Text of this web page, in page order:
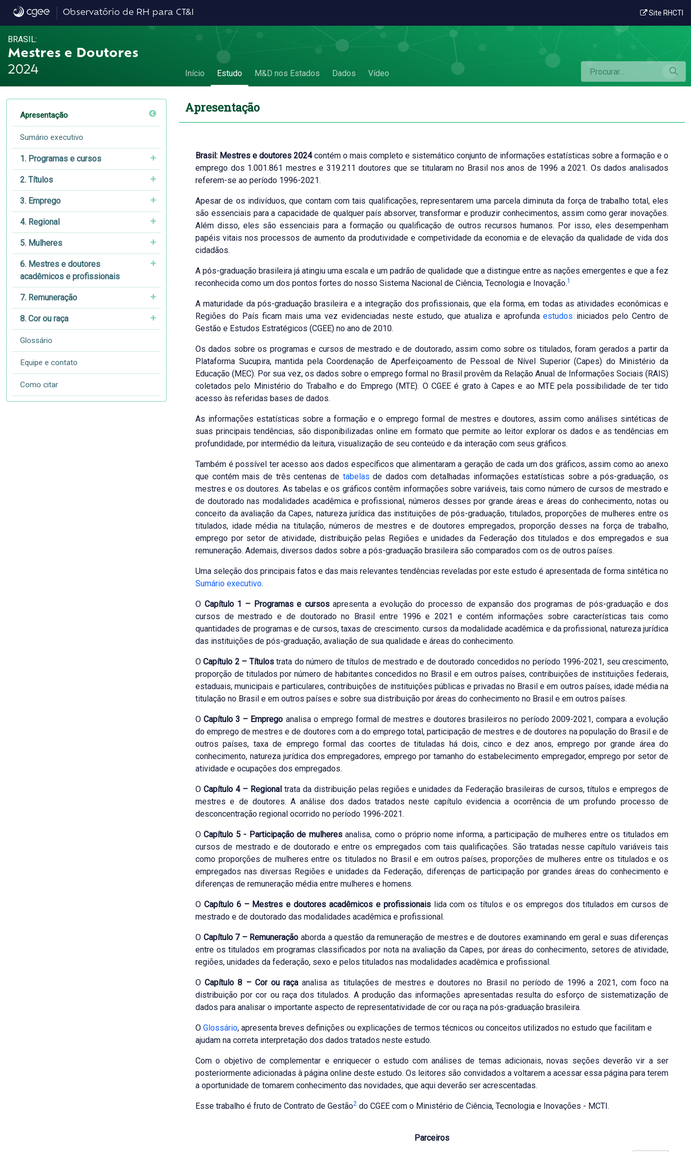
Apresentação - Apresentação
Observatório de RH para CT&I Site RHCTI
BRASIL:
Mestres e Doutores
2024
Início Estudo M&D nos Estados Dados Vídeo
Apresentação
Sumário executivo
1. Programas e cursos
2. Títulos
3. Emprego
4. Regional
5. Mulheres
6. Mestres e doutores
acadêmicos e profissionais
7. Remuneração
8. Cor ou raça
Glossário
Equipe e contato
Como citar
Apresentação
Brasil: Mestres e doutores 2024contém o mais completo e sistemático conjunto de informações estatísticas sobre a formação e o
emprego dos 1.001.861 mestres e 319.211 doutores que se titularam no Brasil nos anos de 1996 a 2021. Os dados analisados
referem-se ao período 1996-2021.
Apesar de os indivíduos, que contam com tais qualificações, representarem uma parcela diminuta da força de trabalho total, eles
são essenciais para a capacidade de qualquer país absorver, transformar e produzir conhecimentos, assim como gerar inovações.
Além disso, eles são essenciais para a formação ou qualificação de outros recursos humanos. Por isso, eles desempenham
papéis vitais nos processos de aumento da produtividade e competividade da economia e de elevação da qualidade de vida dos
cidadãos.
A pós-graduação brasileira já atingiu uma escala e um padrão de qualidade que a distingue entre as nações emergentes e que a fez
reconhecida como um dos pontos fortes do nosso Sistema Nacional de Ciência, Tecnologia e Inovação.1
A maturidade da pós-graduação brasileira e a integração dos profissionais, que ela forma, em todas as atividades econômicas e
Regiões do País ficam mais uma vez evidenciadas neste estudo, que atualiza e aprofundaestudos iniciados pelo Centro de
Gestão e Estudos Estratégicos (CGEE) no ano de 2010.
Os dados sobre os programas e cursos de mestrado e de doutorado, assim como sobre os titulados, foram gerados a partir da
Plataforma Sucupira, mantida pela Coordenação de Aperfeiçoamento de Pessoal de Nível Superior (Capes) do Ministério da
Educação (MEC). Por sua vez, os dados sobre o emprego formal no Brasil provêm da Relação Anual de Informações Sociais (RAIS)
coletados pelo Ministério do Trabalho e do Emprego (MTE). O CGEE é grato à Capes e ao MTE pela possibilidade de ter tido
acesso às referidas bases de dados.
As informações estatísticas sobre a formação e o emprego formal de mestres e doutores, assim como análises sintéticas de
suas principais tendências, são disponibilizadas online em formato que permite ao leitor explorar os dados e as tendências em
profundidade, por intermédio da leitura, visualização de seu conteúdo e da interação com seus gráficos.
Também é possível ter acesso aos dados específicos que alimentaram a geração de cada um dos gráficos, assim como ao anexo
que contém mais de três centenas de tabelas de dados com detalhadas informações estatísticas sobre a pós-graduação, os
mestres e os doutores. As tabelas e os gráficos contêm informações sobre variáveis, tais como número de cursos de mestrado e
de doutorado nas modalidades acadêmica e profissional, números desses por grande áreas e áreas do conhecimento, notas ou
conceito da avaliação da Capes, natureza jurídica das instituições de pós-graduação, titulados, proporções de mulheres entre os
titulados, idade média na titulação, números de mestres e de doutores empregados, proporção desses na força de trabalho,
emprego por setor de atividade, distribuição pelas Regiões e unidades da Federação dos titulados e dos empregados e sua
remuneração. Ademais, diversos dados sobre a pós-graduação brasileira são comparados com os de outros países.
Uma seleção dos principais fatos e das mais relevantes tendências reveladas por este estudo é apresentada de forma sintética no
Sumário executivo.
O Capítulo 1 – Programas e cursosapresenta a evolução do processo de expansão dos programas de pós-graduação e dos
cursos de mestrado e de doutorado no Brasil entre 1996 e 2021 e contém informações sobre características tais como
quantidades de programas e de cursos, taxas de crescimento. cursos da modalidade acadêmica e da profissional, natureza jurídica
das instituições de pós-graduação, avaliação de sua qualidade e áreas do conhecimento.
OCapítulo 2 – Títulostrata do número de títulos de mestrado e de doutorado concedidos no período 1996-2021, seu crescimento,
proporção de titulados por número de habitantes concedidos no Brasil e em outros países, contribuições de instituições federais,
estaduais, municipais e particulares, contribuições de instituições públicas e privadas no Brasil e em outros países, idade média na
titulação no Brasil e em outros países e sobre sua distribuição por áreas do conhecimento no Brasil e em outros países.
OCapítulo 3 – Emprego analisa o emprego formal de mestres e doutores brasileiros no período 2009-2021, compara a evolução
do emprego de mestres e de doutores com a do emprego total, participação de mestres e de doutores na população do Brasil e de
outros países, taxa de emprego formal das coortes de tituladas há dois, cinco e dez anos, emprego por grande área do
conhecimento, natureza jurídica dos empregadores, emprego por tamanho do estabelecimento empregador, emprego por setor de
atividade e ocupações dos empregados.
O Capítulo 4 – Regionaltrata da distribuição pelas regiões e unidades da Federação brasileiras de cursos, títulos e empregos de
mestres e de doutores. A análise dos dados tratados neste capítulo evidencia a ocorrência de um profundo processo de
desconcentração regional ocorrido no período 1996-2021.
OCapítulo 5 - Participação de mulheresanalisa, como o próprio nome informa, a participação de mulheres entre os titulados em
cursos de mestrado e de doutorado e entre os empregados com tais qualificações. São tratadas nesse capítulo variáveis tais
como proporções de mulheres entre os titulados no Brasil e em outros países, proporções de mulheres entre os titulados e os
empregados nas diversas Regiões e unidades da Federação, diferenças de participação por grandes áreas do conhecimento e
diferenças de remuneração média entre mulheres e homens.
O Capítulo 6 – Mestres e doutores acadêmicos e profissionaislida com os títulos e os empregos dos titulados em cursos de
mestrado e de doutorado das modalidades acadêmica e profissional.
O Capítulo 7 – Remuneração aborda a questão da remuneração de mestres e de doutores examinando em geral e suas diferenças
entre os titulados em programas classificados por nota na avaliação da Capes, por áreas do conhecimento, setores de atividade,
regiões, unidades da federação, sexo e pelos titulados nas modalidades acadêmica e profissional.
OCapítulo 8 – Cor ou raça analisa as titulações de mestres e doutores no Brasil no período de 1996 a 2021, com foco na
distribuição por cor ou raça dos titulados. A produção das informações apresentadas resulta do esforço de sistematização de
dados para analisar o importante aspecto de representatividade de cor ou raça na pós-graduação brasileira.
O Glossário, apresenta breves definições ou explicações de termos técnicos ou conceitos utilizados no estudo que facilitam e
ajudam na correta interpretação dos dados tratados neste estudo.
Com o objetivo de complementar e enriquecer o estudo com análises de temas adicionais, novas seções deverão vir a ser
posteriormente adicionadas à página online deste estudo. Os leitores são convidados a voltarem a acessar essa página para terem
a oportunidade de tomarem conhecimento das novidades, que aqui deverão ser acrescentadas.
Esse trabalho é fruto de Contrato de Gestão2 do CGEE com o Ministério de Ciência, Tecnologia e Inovações - MCTI.
Parceiros